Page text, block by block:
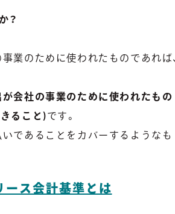
？
業のために使われたものであれば、
会社の事業のために使われたもの
ること)です。
であることをカバーするようなも
ース会計基準とは